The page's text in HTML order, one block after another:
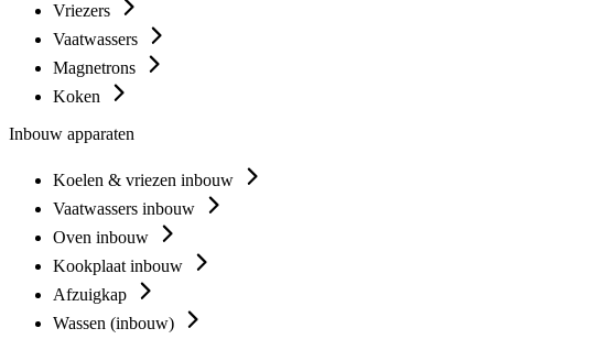
Vriezers
Vaatwassers
Magnetrons
Koken
Inbouw apparaten
Koelen & vriezen inbouw
Vaatwassers inbouw
Oven inbouw
Kookplaat inbouw
Afzuigkap
Wassen (inbouw)